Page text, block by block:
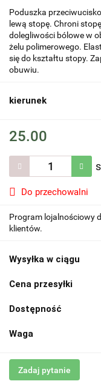
Poduszka
lewą stopę. Chroni
dolegliwości bólowe w
żelu polimerowego.
się do kształtu stopy.
obuwiu.
kierunek
25.00
Do przechowalni
Program lojalnościowy
klientów.
Wysyłka w ciągu
Cena przesyłki
Dostępność
Waga
Zadaj pytanie